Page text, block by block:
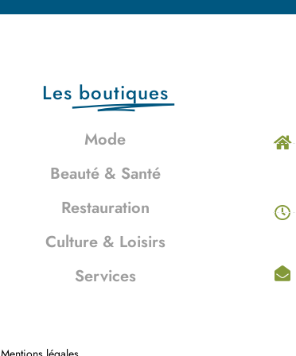
Les boutiques
Mode
Beauté & Santé
Restauration
Culture & Loisirs
Services